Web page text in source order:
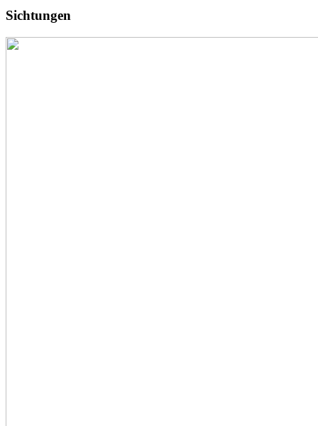
Sichtungen